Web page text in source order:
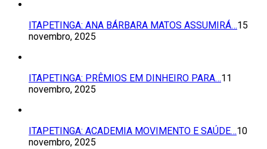
ITAPETINGA: ANA BÁRBARA MATOS ASSUMIRÁ…15
novembro, 2025
ITAPETINGA: PRÊMIOS EM DINHEIRO PARA…11
novembro, 2025
ITAPETINGA: ACADEMIA MOVIMENTO E SAÚDE…10
novembro, 2025